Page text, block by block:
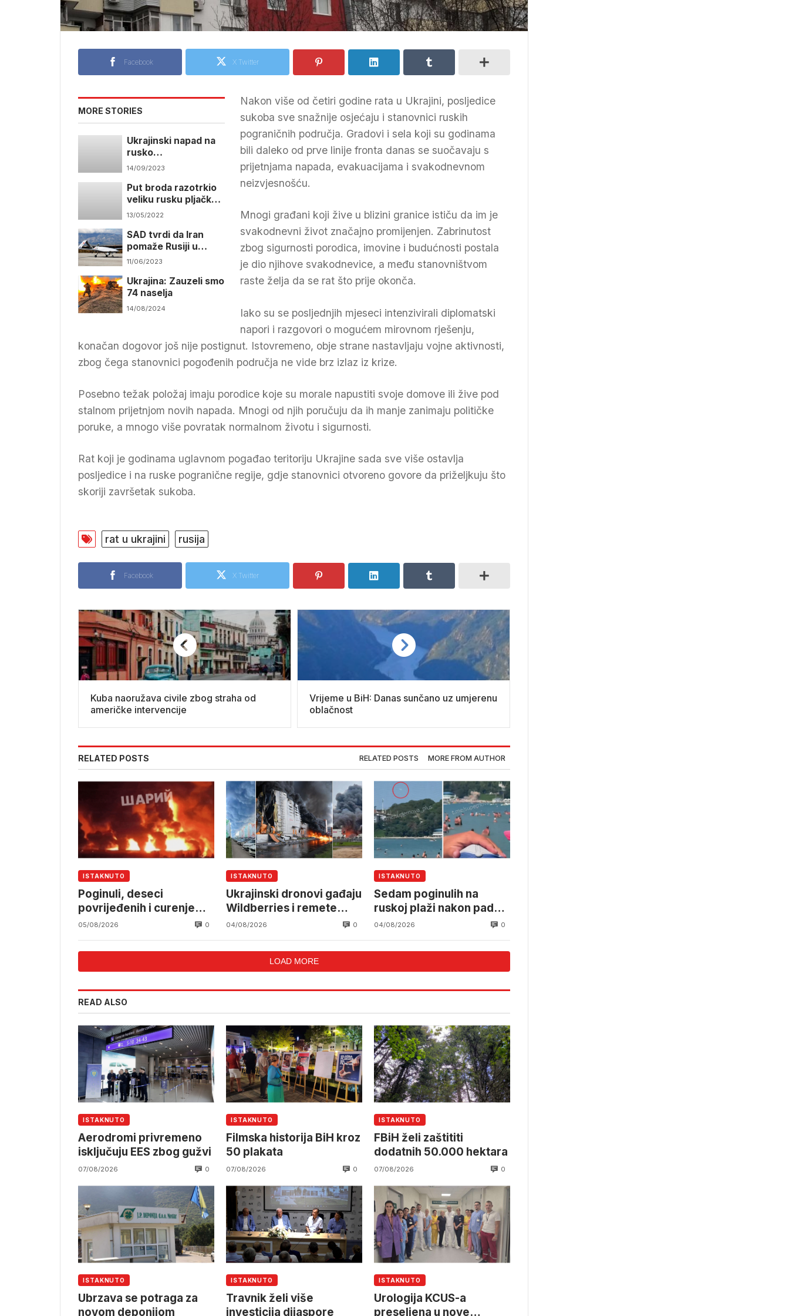
Facebook X Twitter
MORE STORIES
Ukrajinski napad na
rusko
brodogradilište na
prekretnica u ratu
14/09/2023
Put broda razotrkio
veliku rusku pljačku
žita u Ukrajini
13/05/2022
SAD tvrdi da Iran
pomaže Rusiji u
izgradnji fabrike
11/06/2023
Ukrajina: Zauzeli smo
74 naselja
14/08/2024
Nakon više od četiri godine rata u Ukrajini, posljedice
sukoba sve snažnije osjećaju i stanovnici ruskih
pograničnih područja. Gradovi i sela koji su godinama
bili daleko od prve linije fronta danas se suočavaju s
prijetnjama napada, evakuacijama i svakodnevnom
neizvjesnošću.
Mnogi građani koji žive u blizini granice ističu da im je
svakodnevni život značajno promijenjen. Zabrinutost
zbog sigurnosti porodica, imovine i budućnosti postala
je dio njihove svakodnevice, a među stanovništvom
raste želja da se rat što prije okonča.
Iako su se posljednjih mjeseci intenzivirali diplomatski
napori i razgovori o mogućem mirovnom rješenju,
konačan dogovor još nije postignut. Istovremeno, obje strane nastavljaju vojne aktivnosti,
zbog čega stanovnici pogođenih područja ne vide brz izlaz iz krize.
Posebno težak položaj imaju porodice koje su morale napustiti svoje domove ili žive pod
stalnom prijetnjom novih napada. Mnogi od njih poručuju da ih manje zanimaju političke
poruke, a mnogo više povratak normalnom životu i sigurnosti.
Rat koji je godinama uglavnom pogađao teritoriju Ukrajine sada sve više ostavlja
posljedice i na ruske pogranične regije, gdje stanovnici otvoreno govore da priželjkuju što
skoriji završetak sukoba.
rat u ukrajini rusija
Facebook X Twitter
Kuba naoružava civile zbog straha od
američke intervencije
Vrijeme u BiH: Danas sunčano uz umjerenu
oblačnost
RELATED POSTS RELATED POSTS MORE FROM AUTHOR
ISTAKNUTO
Poginuli, deseci
povrijeđenih i curenje
amonijaka
05/08/2026 0
ISTAKNUTO
Ukrajinski dronovi gađaju
Wildberries i remete
rusku logistiku
04/08/2026 0
ISTAKNUTO
Sedam poginulih na
ruskoj plaži nakon pada
drona
04/08/2026 0
LOAD MORE
READ ALSO
ISTAKNUTO
Aerodromi privremeno
isključuju EES zbog gužvi
07/08/2026 0
ISTAKNUTO
Filmska historija BiH kroz
50 plakata
07/08/2026 0
ISTAKNUTO
FBiH želi zaštititi
dodatnih 50.000 hektara
07/08/2026 0
ISTAKNUTO
Ubrzava se potraga za
novom deponijom
ISTAKNUTO
Travnik želi više
investicija dijaspore
ISTAKNUTO
Urologija KCUS-a
preseljena u nove